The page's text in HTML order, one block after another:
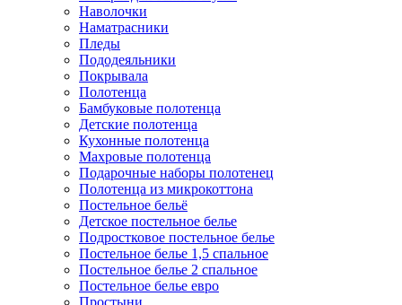
Наволочки
Наматрасники
Пледы
Пододеяльники
Покрывала
Полотенца
Бамбуковые полотенца
Детские полотенца
Кухонные полотенца
Махровые полотенца
Подарочные наборы полотенец
Полотенца из микрокоттона
Постельное бельё
Детское постельное белье
Подростковое постельное белье
Постельное белье 1,5 спальное
Постельное белье 2 спальное
Постельное белье евро
Простыни